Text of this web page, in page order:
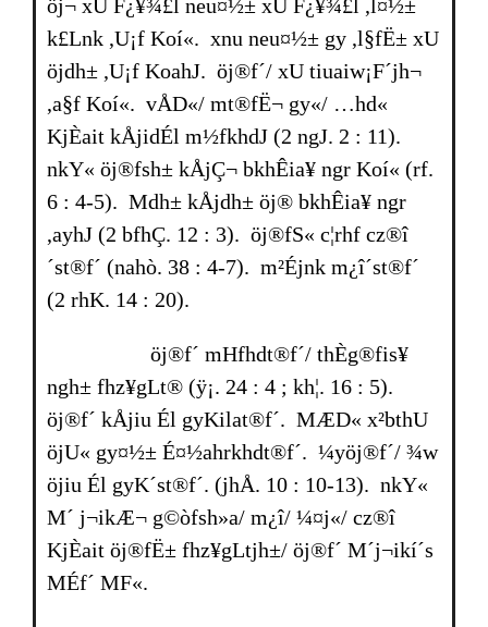
öj¬ xU F¿¥¾£l neu¤½± xU F¿¥¾£l ,l¤½±
k£Lnk ,U¡f Koí«. xnu neu¤½± gy ,l§fË± xU
öjdh± ,U¡f KoahJ. öj®f´/ xU tiuaiw¡F´jh¬
,a§f Koí«. vÅD«/ mt®fË¬ gy«/ …hd«
KjÈait kÅjidÉl m½fkhdJ (2 ngJ. 2 : 11).
nkY« öj®fsh± kÅjÇ¬ bkhÊia¥ ngr Koí« (rf.
6 : 4-5). Mdh± kÅjdh± öj® bkhÊia¥ ngr
,ayhJ (2 bfhÇ. 12 : 3). öj®fS« c¦rhf cz®î
´st®f´ (nahò. 38 : 4-7). m²Éjnk m¿î´st®f´
(2 rhK. 14 : 20).
öj®f´ mHfhdt®f´/ thÈg®fis¥
ngh± fhz¥gLt® (ÿ¡. 24 : 4 ; kh¦. 16 : 5).
öj®f´ kÅjiu Él gyKilat®f´. MÆD« x²bthU
öjU« gy¤½± É¤½ahrkhdt®f´. ¼yöj®f´/ ¾w
öjiu Él gyK´st®f´. (jhÅ. 10 : 10-13). nkY«
M´ j¬ikÆ¬ g©òfsh»a/ m¿î/ ¼¤j«/ cz®î
KjÈait öj®fË± fhz¥gLtjh±/ öj®f´ M´j¬ikí´s
MÉf´ MF«.